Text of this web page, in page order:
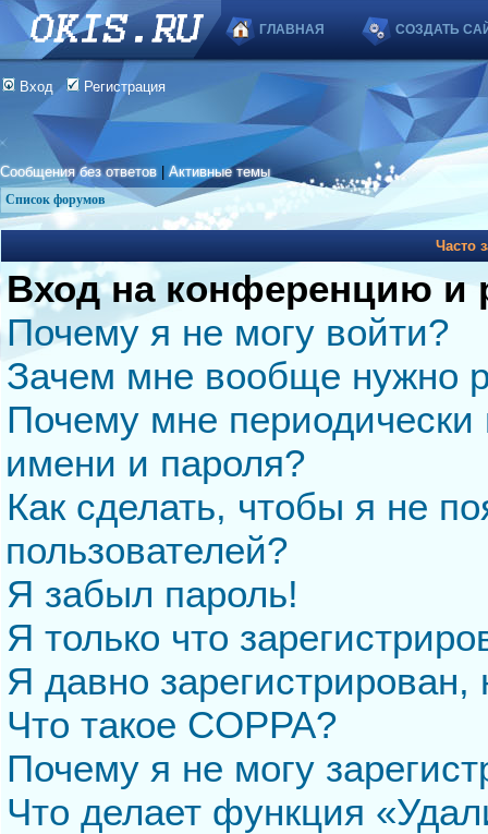
ГЛАВНАЯ СОЗДАТЬ
Вход Регистрация
Сообщения без ответов |Активные темы
Список форумов
Часто
Вход на конференцию и
Почему я не могу войти?
Зачем мне вообще нужно
Почему мне периодически
имени и пароля?
Как сделать, чтобы я не
пользователей?
Я забыл пароль!
Я только что
Я давно
Что такое COPPA?
Почему я не могу
Что делает функция